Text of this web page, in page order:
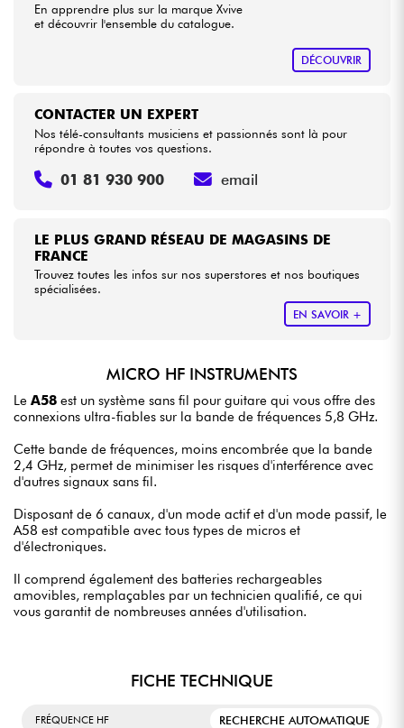
Voir nos marques
En apprendre plus sur la marque Xvive
et découvrir l'ensemble du catalogue.
DÉCOUVRIR
LE PLUS GRAND RÉSEAU DE MAGASINS DE
FRANCE
Trouvez toutes les infos sur nos superstores et nos boutiques
spécialisées.
EN SAVOIR +
CONTACTER UN EXPERT
Nos télé-consultants musiciens et passionnés sont là pour
répondre à toutes vos questions.
01 81 930 900 email
MICRO HF INSTRUMENTS
Le A58 est un système sans fil pour guitare qui vous offre des
connexions ultra-fiables sur la bande de fréquences 5,8 GHz.
Cette bande de fréquences, moins encombrée que la bande
2,4 GHz, permet de minimiser les risques d'interférence avec
d'autres signaux sans fil.
Disposant de 6 canaux, d'un mode actif et d'un mode passif, le
A58 est compatible avec tous types de micros et
d'électroniques.
Il comprend également des batteries rechargeables
amovibles, remplaçables par un technicien qualifié, ce qui
vous garantit de nombreuses années d'utilisation.
FICHE TECHNIQUE
FRÉQUENCE HF RECHERCHE AUTOMATIQUE